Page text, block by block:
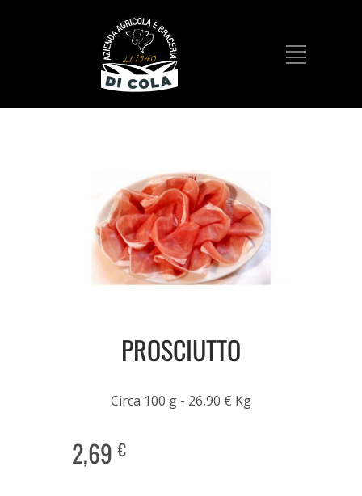
PROSCIUTTO
Circa 100 g - 26,90 € Kg
2,69€